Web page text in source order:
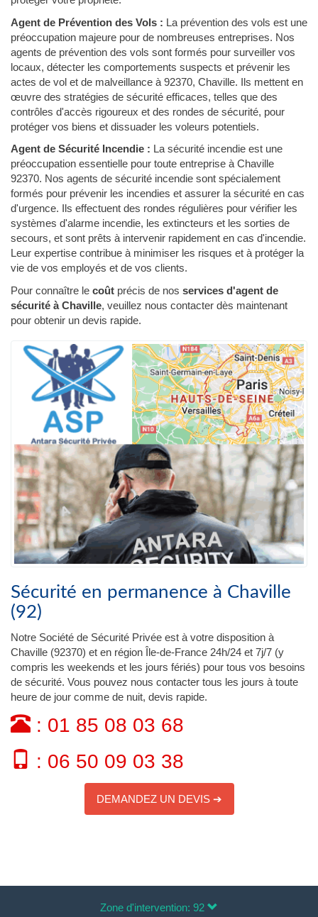
Agent de Prévention des Vols : La prévention des vols est une
préoccupation majeure pour de nombreuses entreprises. Nos
agents de prévention des vols sont formés pour surveiller vos
locaux, détecter les comportements suspects et prévenir les
actes de vol et de malveillance à 92370, Chaville. Ils mettent en
œuvre des stratégies de sécurité efficaces, telles que des
contrôles d'accès rigoureux et des rondes de sécurité, pour
protéger vos biens et dissuader les voleurs potentiels.
Agent de Sécurité Incendie : La sécurité incendie est une
préoccupation essentielle pour toute entreprise à Chaville
92370. Nos agents de sécurité incendie sont spécialement
formés pour prévenir les incendies et assurer la sécurité en cas
d'urgence. Ils effectuent des rondes régulières pour vérifier les
systèmes d'alarme incendie, les extincteurs et les sorties de
secours, et sont prêts à intervenir rapidement en cas d'incendie.
Leur expertise contribue à minimiser les risques et à protéger la
vie de vos employés et de vos clients.
Pour connaître le coût précis de nos services d'agent de
sécurité à Chaville, veuillez nous contacter dès maintenant
pour obtenir un devis rapide.
Sécurité en permanence à Chaville
(92)
Notre Société de Sécurité Privée est à votre disposition à
Chaville (92370) et en région Île-de-France 24h/24 et 7j/7 (y
compris les weekends et les jours fériés) pour tous vos besoins
de sécurité. Vous pouvez nous contacter tous les jours à toute
heure de jour comme de nuit, devis rapide.
: 01 85 08 03 68
: 06 50 09 03 38
DEMANDEZ UN DEVIS ➔
Zone d'intervention: 92